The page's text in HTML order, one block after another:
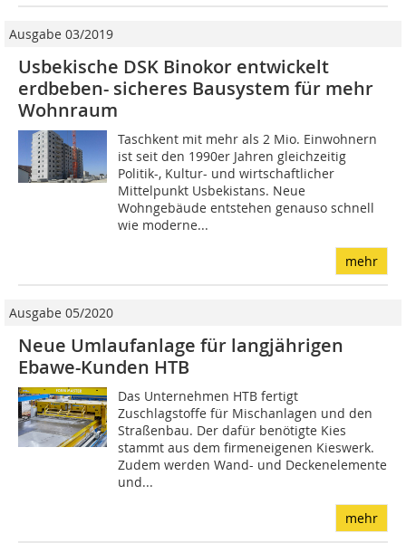
Ausgabe 03/2019
Usbekische DSK Binokor entwickelt
erdbeben- sicheres Bausystem für mehr
Wohnraum
Taschkent mit mehr als 2 Mio. Einwohnern
ist seit den 1990er Jahren gleichzeitig
Politik-, Kultur- und wirtschaftlicher
Mittelpunkt Usbekistans. Neue
Wohngebäude entstehen genauso schnell
wie moderne...
mehr
Ausgabe 05/2020
Neue Umlaufanlage für langjährigen
Ebawe-Kunden HTB
Das Unternehmen HTB fertigt
Zuschlagstoffe für Mischanlagen und den
Straßenbau. Der dafür benötigte Kies
stammt aus dem firmeneigenen Kieswerk.
Zudem werden Wand- und Deckenelemente
und...
mehr